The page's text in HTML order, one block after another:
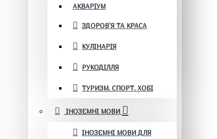
АКВАРІУМ
ЗДОРОВ'Я ТА КРАСА
КУЛІНАРІЯ
РУКОДІЛЛЯ
ТУРИЗМ. СПОРТ. ХОБІ
ІНОЗЕМНІ МОВИ
ІНОЗЕМНІ МОВИ ДЛЯ